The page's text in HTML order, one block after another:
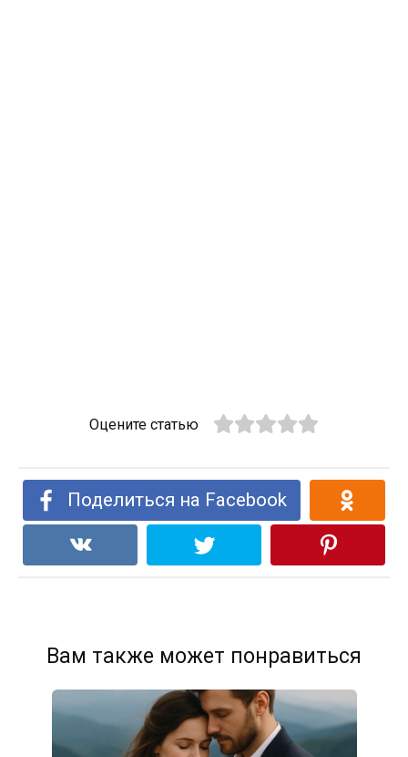
Оцените статью
Поделиться на Facebook
Вам также может понравиться